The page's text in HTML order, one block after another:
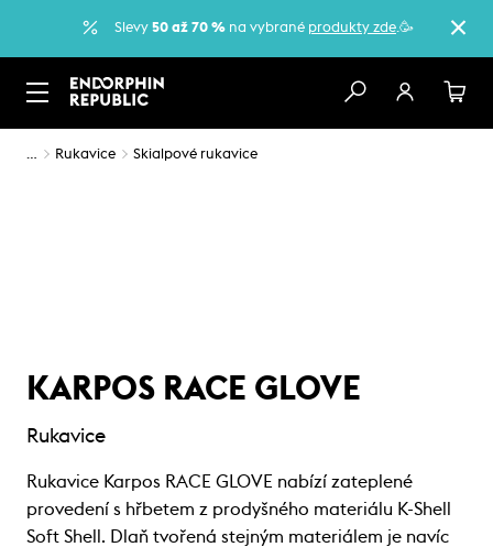
Slevy 50 až 70 % na vybrané produkty zde.🥳
… Rukavice Skialpové rukavice
KARPOS RACE GLOVE
Rukavice
Rukavice Karpos RACE GLOVE nabízí zateplené
provedení s hřbetem z prodyšného materiálu K-Shell
Soft Shell. Dlaň tvořená stejným materiálem je navíc